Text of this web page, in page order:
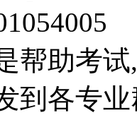
帮助考
到各专